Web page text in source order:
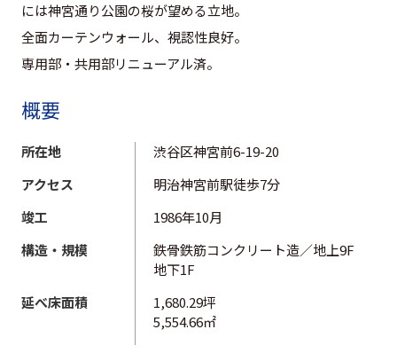
には神宮通り公園の桜が望める立地。
全面カーテンウォール、視認性良好。
専用部・共用部リニューアル済。
概要
所在地
渋谷区神宮前6-19-20
アクセス
明治神宮前駅徒歩7分
竣工
1986年10月
構造・規模
鉄骨鉄筋コンクリート造／地上9F
地下1F
延べ床面積
1,680.29坪
5,554.66㎡